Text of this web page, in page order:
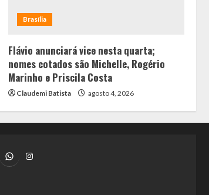
Brasília
Flávio anunciará vice nesta quarta;
nomes cotados são Michelle, Rogério
Marinho e Priscila Costa
Claudemi Batista agosto 4, 2026
WhatsApp Instagram